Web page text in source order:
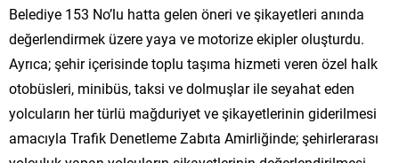
Belediye 153 No’lu hatta gelen öneri ve şikayetleri anında
değerlendirmek üzere yaya ve motorize ekipler oluşturdu.
Ayrıca; şehir içerisinde toplu taşıma hizmeti veren özel halk
otobüsleri, minibüs, taksi ve dolmuşlar ile seyahat eden
yolcuların her türlü mağduriyet ve şikayetlerinin giderilmesi
amacıyla Trafik Denetleme Zabıta Amirliğinde; şehirlerarası